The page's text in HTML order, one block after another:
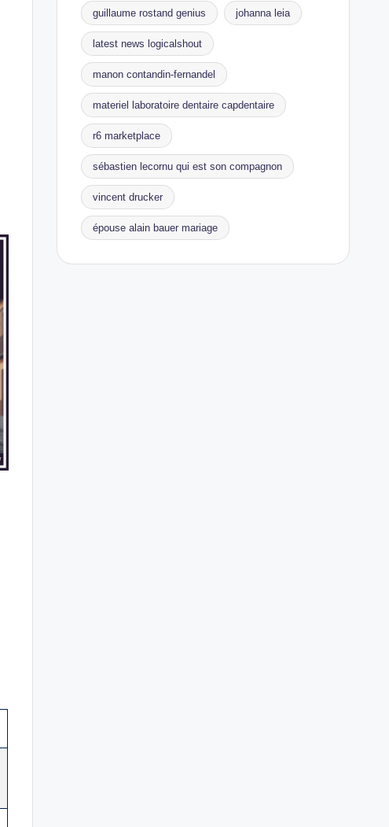
guillaume rostand genius johanna leia
latest news logicalshout
manon contandin-fernandel
materiel laboratoire dentaire capdentaire
r6 marketplace
sébastien lecornu qui est son compagnon
vincent drucker
épouse alain bauer mariage